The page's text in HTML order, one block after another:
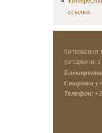
ссылки
Копіювання
узгодженні з
Електронна
Сторінка у
Телефон: